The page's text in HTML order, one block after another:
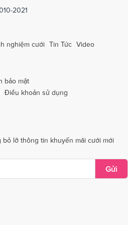
Dịch vụ cưới tại Sơn La
Dịch vụ cưới tại Thanh Hóa
Dịch vụ cưới tại Trà Vinh
TàuDịch vụ cưới tại Bắc Giang
2021
nghiệm cưới Tin Tức Video
bảo mật
Điều khoản sử dụng
lỡ thông tin khuyến mãi cưới mới
Gửi